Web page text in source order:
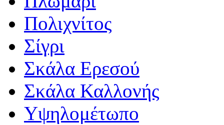
Πολιχνίτος
Σίγρι
Σκάλα Ερεσού
Σκάλα Καλλονής
Υψηλομέτωπο